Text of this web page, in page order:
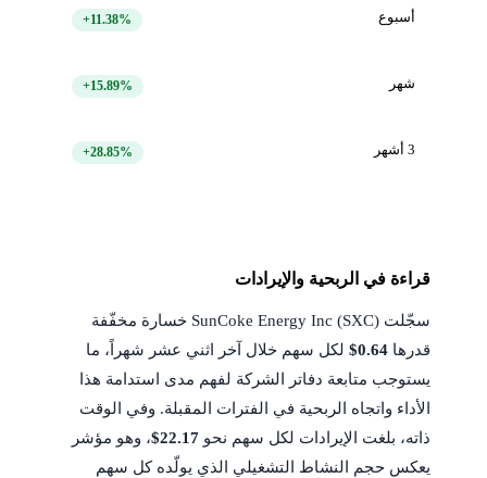
أسبوع +11.38%
شهر +15.89%
3 أشهر +28.85%
قراءة في الربحية والإيرادات
سجّلت SunCoke Energy Inc (SXC) خسارة مخفّفة
قدرها $0.64لكل سهم خلال آخر اثني عشر شهراً، ما
يستوجب متابعة دفاتر الشركة لفهم مدى استدامة هذا
الأداء واتجاه الربحية في الفترات المقبلة. وفي الوقت
ذاته، بلغت الإيرادات لكل سهم نحو $22.17، وهو مؤشر
يعكس حجم النشاط التشغيلي الذي يولّده كل سهم